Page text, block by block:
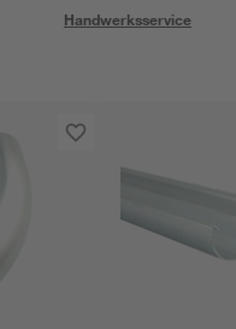
Handwerksservice